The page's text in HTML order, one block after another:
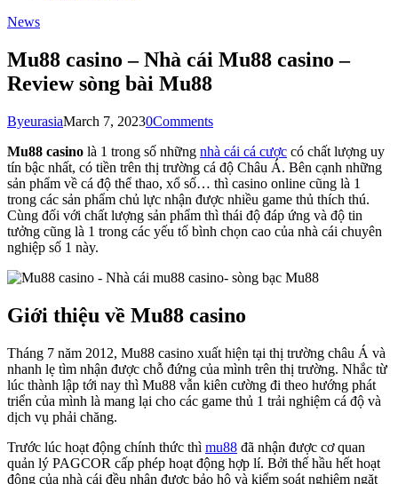
News
Mu88 casino – Nhà cái Mu88 casino –
Review sòng bài Mu88
ByeurasiaMarch 7, 20230Comments
Mu88 casino là 1 trong số những nhà cái cá cược có chất lượng uy
tín bậc nhất, có tiền trên thị trường cá độ Châu Á. Bên cạnh những
sản phẩm về cá độ thể thao, xổ số… thì casino online cũng là 1
trong các sản phẩm chủ lực nhận được nhiều game thủ thích thú.
Cùng đối với chất lượng sản phẩm thì thái độ đáp ứng và độ tin
tưởng cũng là 1 trong các yếu tố bình chọn cao của nhà cái chuyên
nghiệp số 1 này.
Giới thiệu về Mu88 casino
Tháng 7 năm 2012, Mu88 casino xuất hiện tại thị trường châu Á và
nhanh lẹ tìm nhận được chỗ đứng của mình trên thị trường. Nhắc từ
lúc thành lập tới nay thì Mu88 vẫn kiên cường đi theo hướng phát
triển của mình là mang lại cho các game thủ 1 trải nghiệm cá độ và
dịch vụ phải chăng.
Trước lúc hoạt động chính thức thì mu88 đã nhận được cơ quan
quản lý PAGCOR cấp phép hoạt động hợp lí. Bởi thế hầu hết hoạt
động của nhà cái đều nhận được bảo hộ và kiểm soát nghiêm ngặt